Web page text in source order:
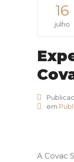
16
julho
em
A Covac